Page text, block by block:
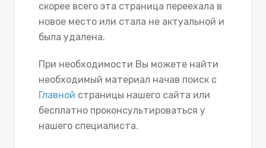
скорее всего эта страница переехала в
новое место или стала не актуальной и
была удалена.
При необходимости Вы можете найти
необходимый материал начав поиск с
Главной страницы нашего сайта или
бесплатно проконсультироваться у
нашего специалиста.